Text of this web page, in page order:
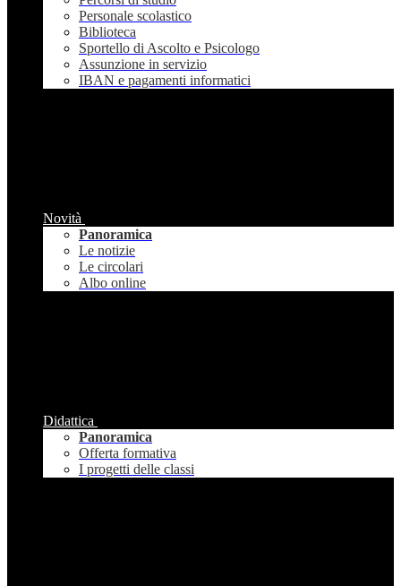
Personale scolastico
Biblioteca
Sportello di Ascolto e Psicologo
Assunzione in servizio
IBAN e pagamenti informatici
Novità
Panoramica
Le notizie
Le circolari
Albo online
Didattica
Panoramica
Offerta formativa
I progetti delle classi